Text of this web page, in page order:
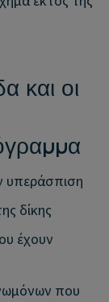
και οι
υπεράσπιση
δίκης
έχουν
που